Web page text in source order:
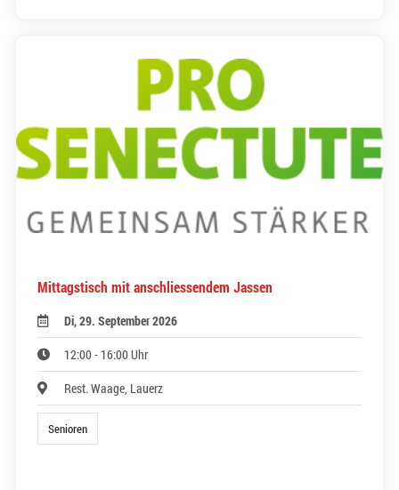
Mittagstisch mit anschliessendem Jassen
Di, 29. September 2026
12:00 - 16:00 Uhr
Rest. Waage, Lauerz
Senioren